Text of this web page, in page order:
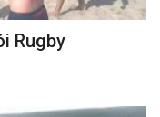
Rugby